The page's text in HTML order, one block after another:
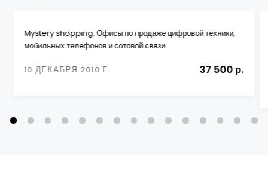
Mystery shopping: Офисы по продаже цифровой техники,
мобильных телефонов и сотовой связи
10 ДЕКАБРЯ 2010 Г. 37 500 р.